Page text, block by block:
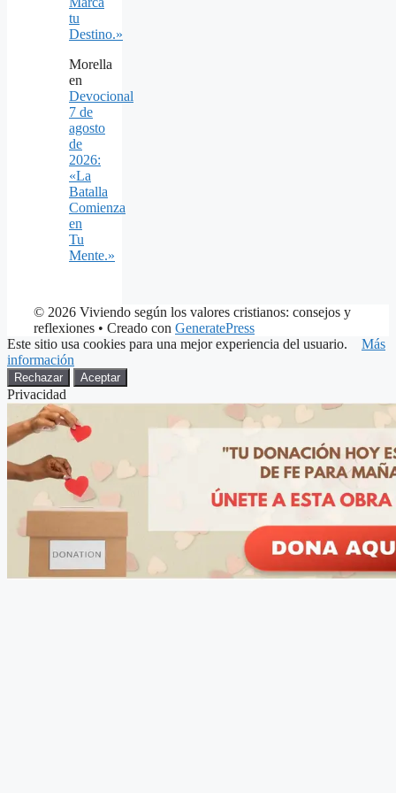
tu
Destino.»
Morella
en
Devocional
7 de
agosto
de
2026:
«La
Batalla
Comienza
en
Tu
Mente.»
© 2026 Viviendo según los valores cristianos: consejos y
reflexiones • Creado con GeneratePress
Este sitio usa cookies para una mejor experiencia del usuario. Más
información
Rechazar Aceptar
Privacidad